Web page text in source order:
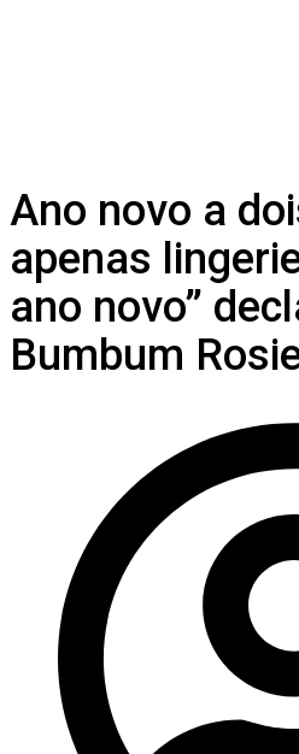
Ano novo a
apenas
ano novo”
Bumbum